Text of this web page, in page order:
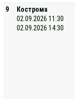
9
Кострома
02.09.2026 11:30
02.09.2026 14:30